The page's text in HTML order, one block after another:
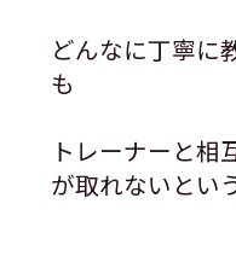
どんなに丁寧に
も
トレーナーと相
が取れないとい